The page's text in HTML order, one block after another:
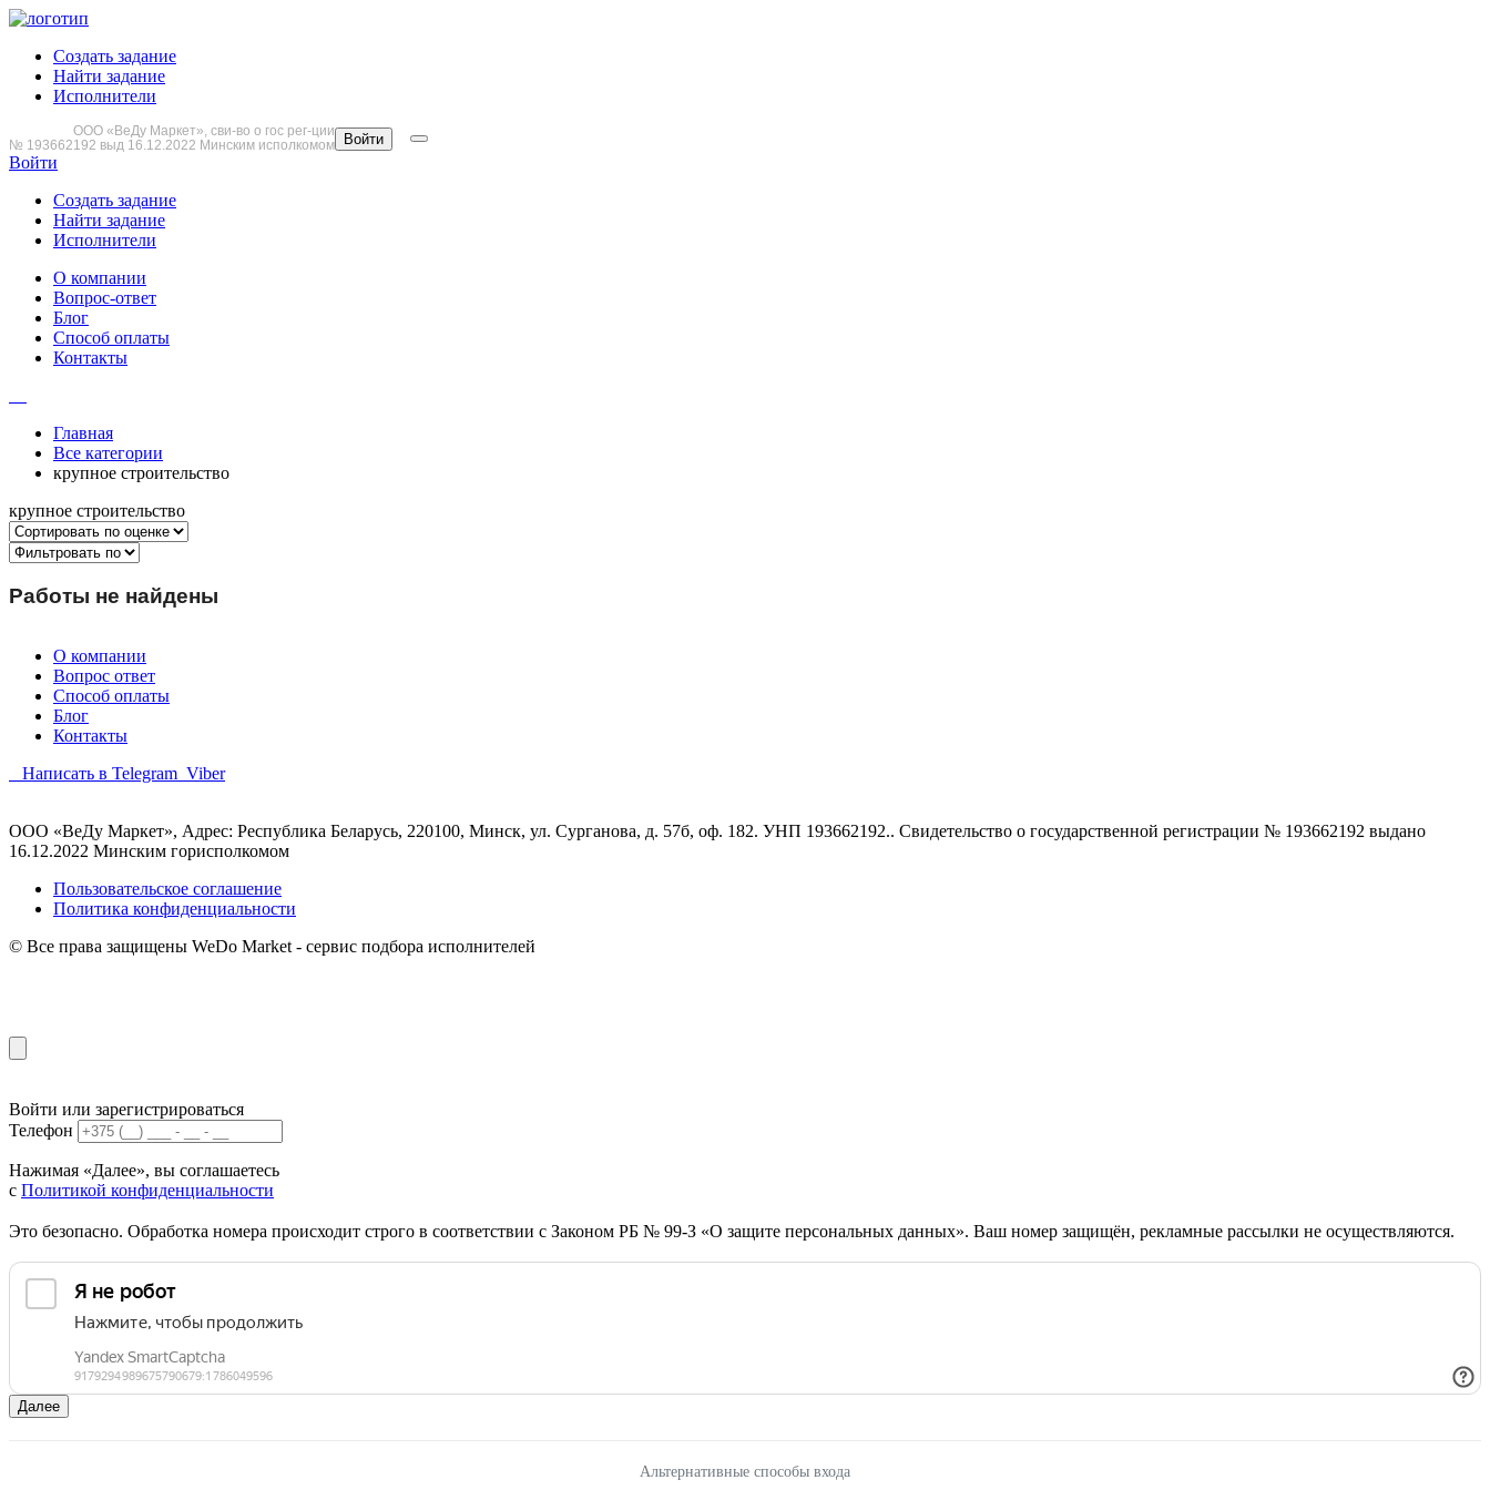
Создать задание
Найти задание
Исполнители
ООО «ВеДу Маркет», сви-во о гос рег-ции
№ 193662192 выд 16.12.2022 Минским исполкомом
Войти
Войти
Создать задание
Найти задание
Исполнители
О компании
Вопрос-ответ
Блог
Способ оплаты
Контакты
Главная
Все категории
крупное строительство
крупное строительство
Работы не найдены
О компании
Вопрос ответ
Способ оплаты
Блог
Контакты
Написать в Telegram Viber
ООО «ВеДу Маркет», Адрес: Республика Беларусь, 220100, Минск, ул. Сурганова, д. 57б, оф. 182. УНП 193662192.. Свидетельство о государственной регистрации № 193662192 выдано
16.12.2022 Минским горисполкомом
Пользовательское соглашение
Политика конфиденциальности
© Все права защищены WeDo Market - сервис подбора исполнителей
Войти или зарегистрироваться
Телефон
Нажимая «Далее», вы соглашаетесь
с Политикой конфиденциальности
Это безопасно. Обработка номера происходит строго в соответствии с Законом РБ № 99-З «О защите персональных данных». Ваш номер защищён, рекламные рассылки не осуществляются.
Далее
Альтернативные способы входа